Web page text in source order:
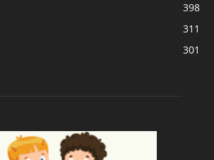
398
311
301